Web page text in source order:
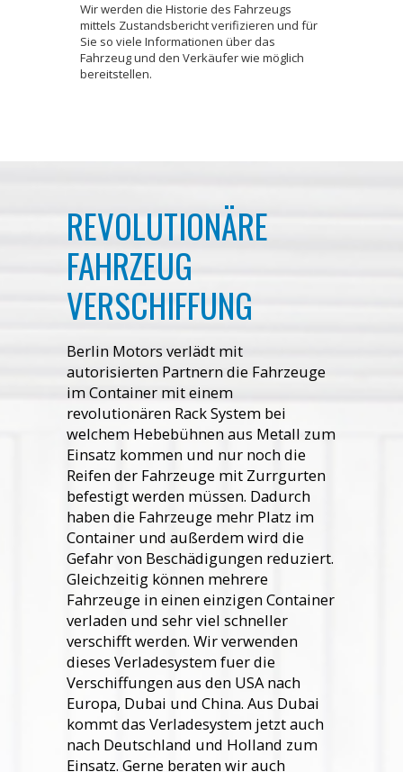
Wir werden die Historie des Fahrzeugs
mittels Zustandsbericht verifizieren und für
Sie so viele Informationen über das
Fahrzeug und den Verkäufer wie möglich
bereitstellen.
REVOLUTIONÄRE
FAHRZEUG
VERSCHIFFUNG
Berlin Motors verlädt mit
autorisierten Partnern die Fahrzeuge
im Container mit einem
revolutionären Rack System bei
welchem Hebebühnen aus Metall zum
Einsatz kommen und nur noch die
Reifen der Fahrzeuge mit Zurrgurten
befestigt werden müssen. Dadurch
haben die Fahrzeuge mehr Platz im
Container und außerdem wird die
Gefahr von Beschädigungen reduziert.
Gleichzeitig können mehrere
Fahrzeuge in einen einzigen Container
verladen und sehr viel schneller
verschifft werden. Wir verwenden
dieses Verladesystem fuer die
Verschiffungen aus den USA nach
Europa, Dubai und China. Aus Dubai
kommt das Verladesystem jetzt auch
nach Deutschland und Holland zum
Einsatz. Gerne beraten wir auch